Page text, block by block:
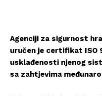
Agenciji za sigurnost
uručen je certifikat ISO
usklađenosti njenog
sa zahtjevima